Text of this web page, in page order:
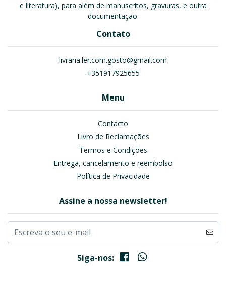
e literatura), para além de manuscritos, gravuras, e outra
documentação.
Contato
livraria.ler.com.gosto@gmail.com
+351917925655
Menu
Contacto
Livro de Reclamações
Termos e Condições
Entrega, cancelamento e reembolso
Política de Privacidade
Assine a nossa newsletter!
Siga-nos: